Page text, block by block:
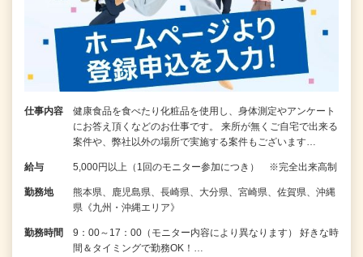
仕事内容
健康食品を食べたり化粧品を使用し、身体測定やアンケート
にお答え頂くなどのお仕事です。 来所が無くご自宅で出来る
案件や、弊社以外の場所で実施する案件もございます…
給与 5,000円以上（1回のモニター参加につき） ※完全出来高制
勤務地
熊本県、鹿児島県、長崎県、大分県、宮崎県、佐賀県、沖縄
県《九州・沖縄エリア》
勤務時間
9：00～17：00（モニター内容により異なります） 好きな時
間＆タイミングで勤務OK！…